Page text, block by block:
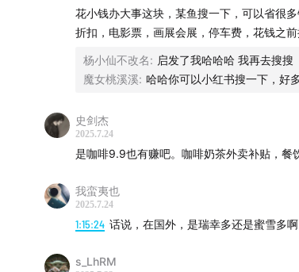
花小钱办大事这块，某鱼搜一下，可以省很
折扣，电影票，画展会展，停车费，花钱之
杨小仙不改名: 启发了我哈哈哈 我再去搜搜
魔女桃溪溪: 哈哈你可以小红书搜一下，好
史剑杰
2025.7.24
是咖啡9.9也有赚吧。咖啡奶茶外卖补贴，餐
我蛮夷也
2025.7.24
1:15:24 话说，在国外，是瑞幸多还是蜜雪多
s_LhRM